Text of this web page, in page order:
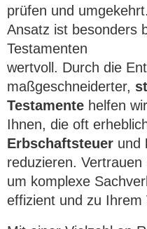
prüfen und
Ansatz ist besonders
Testamenten
wertvoll. Durch die
maßgeschneiderter,
Testamente helfen wir
Ihnen, die oft
Erbschaftsteuer und
reduzieren.
um komplexe
effizient und zu Ihrem